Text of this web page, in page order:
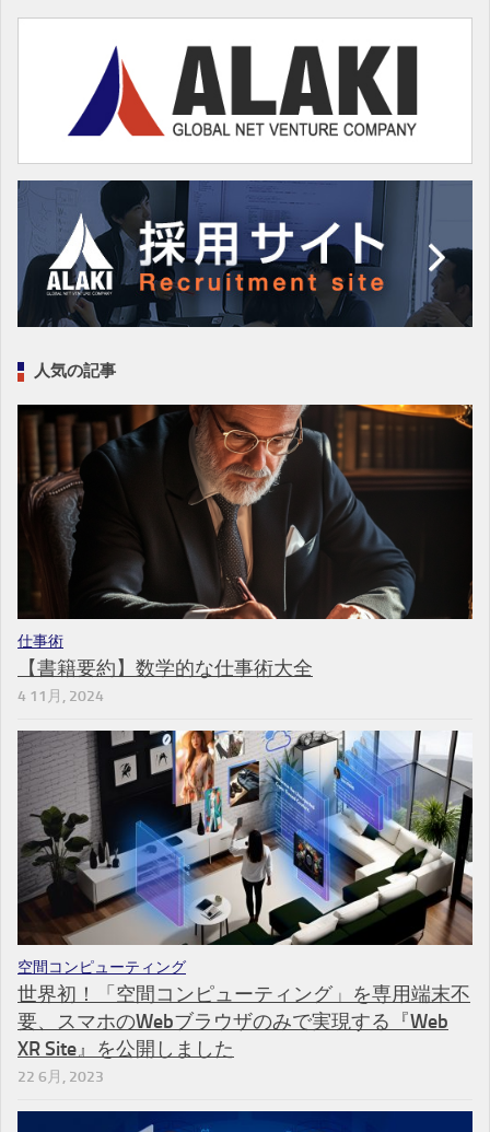
人気の記事
仕事術
【書籍要約】数学的な仕事術大全
4 11月, 2024
空間コンピューティング
世界初！「空間コンピューティング」を専用端末不
要、スマホのWebブラウザのみで実現する『Web
XR Site』を公開しました
22 6月, 2023